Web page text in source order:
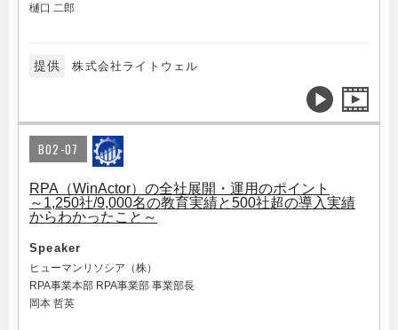
樋口 二郎
提供 株式会社ライトウェル
B02-07
RPA（WinActor）の全社展開・運用のポイント
～1,250社/9,000名の教育実績と500社超の導入実績
からわかったこと～
Speaker
ヒューマンリソシア（株）
RPA事業本部 RPA事業部 事業部長
岡本 哲英